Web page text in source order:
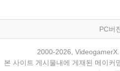
PC버
2000-2026,
본 사이트 게시물내에 게재된 메이커